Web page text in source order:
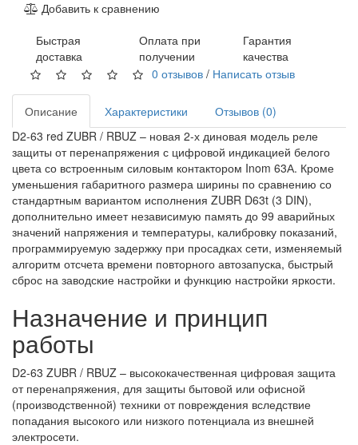
Добавить к сравнению
Быстрая
доставка
Оплата при
получении
Гарантия
качества
0 отзывов / Написать отзыв
Описание Характеристики
Отзывов (0)
D2-63 red ZUBR / RBUZ – новая 2-х диновая модель реле
защиты от перенапряжения с цифровой индикацией белого
цвета со встроенным силовым контактором Inom 63А. Кроме
уменьшения габаритного размера ширины по сравнению со
стандартным вариантом исполнения ZUBR D63t (3 DIN),
дополнительно имеет независимую память до 99 аварийных
значений напряжения и температуры, калибровку показаний,
программируемую задержку при просадках сети, изменяемый
алгоритм отсчета времени повторного автозапуска, быстрый
сброс на заводские настройки и функцию настройки яркости.
Назначение и принцип
работы
D2-63 ZUBR / RBUZ – высококачественная цифровая защита
от перенапряжения, для защиты бытовой или офисной
(производственной) техники от повреждения вследствие
попадания высокого или низкого потенциала из внешней
электросети.